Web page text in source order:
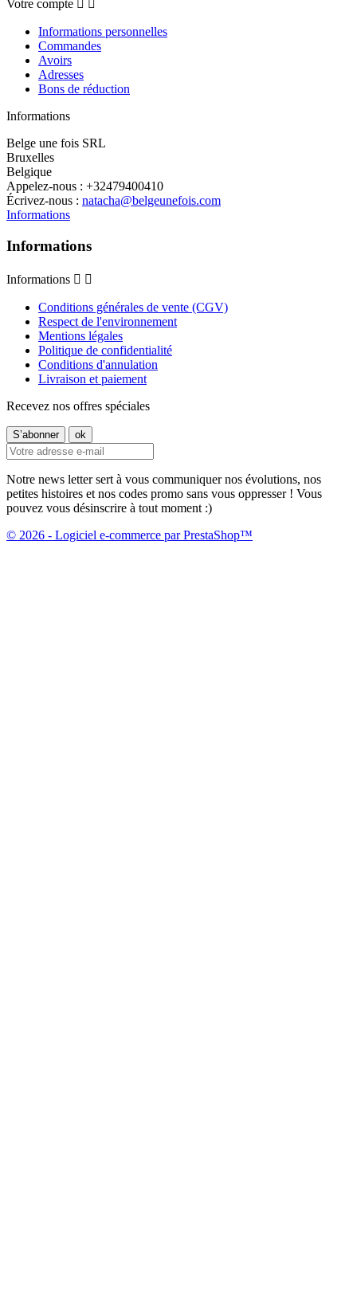
Votre compte  
Informations personnelles
Commandes
Avoirs
Adresses
Bons de réduction
Informations
Belge une fois SRL
Bruxelles
Belgique
Appelez-nous : +32479400410
Écrivez-nous : natacha@belgeunefois.com
Informations
Informations
Informations  
Conditions générales de vente (CGV)
Respect de l'environnement
Mentions légales
Politique de confidentialité
Conditions d'annulation
Livraison et paiement
Recevez nos offres spéciales
Notre news letter sert à vous communiquer nos évolutions, nos
petites histoires et nos codes promo sans vous oppresser ! Vous
pouvez vous désinscrire à tout moment :)
© 2026 - Logiciel e-commerce par PrestaShop™